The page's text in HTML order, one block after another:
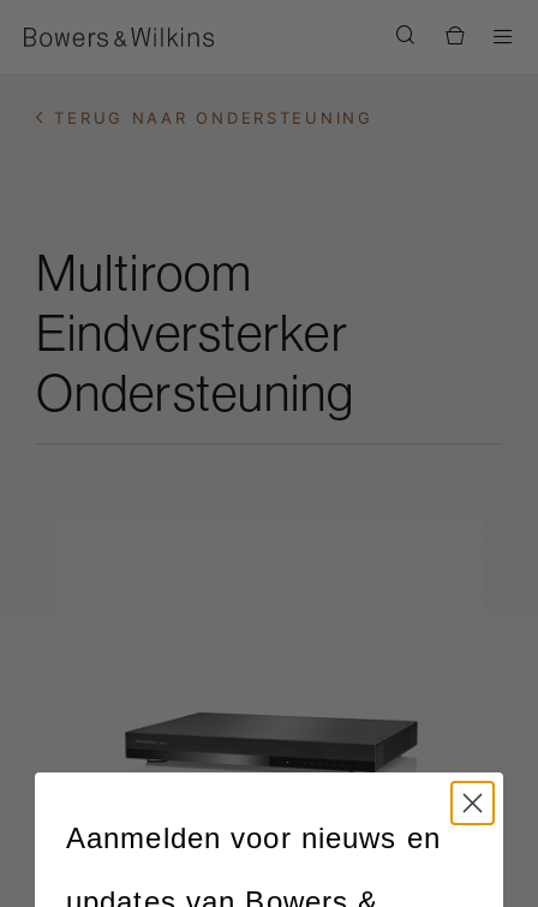
TERUG NAAR ONDERSTEUNING
Multiroom
Eindversterker
Ondersteuning
Aanmelden voor nieuws en